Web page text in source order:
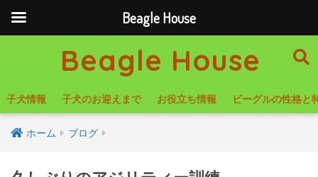
Beagle House
子犬情報 子犬のお迎えまで お役立ち情報 ビーグルの性格と
ホーム ブログ
Beagle House